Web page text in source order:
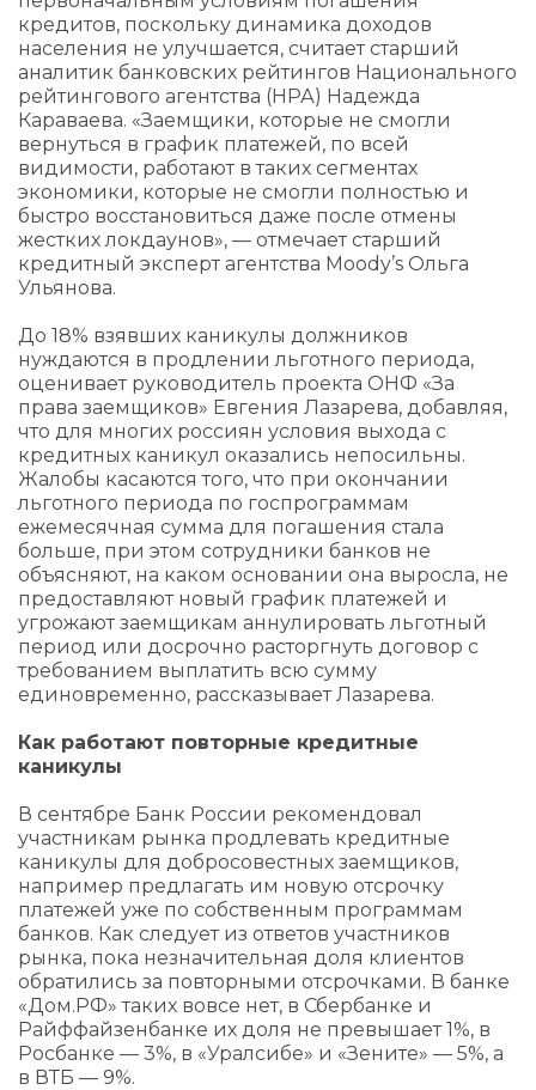
кредитов, поскольку динамика доходов
населения не улучшается, считает старший
аналитик банковских рейтингов Национального
рейтингового агентства (НРА) Надежда
Караваева. «Заемщики, которые не смогли
вернуться в график платежей, по всей
видимости, работают в таких сегментах
экономики, которые не смогли полностью и
быстро восстановиться даже после отмены
жестких локдаунов», — отмечает старший
кредитный эксперт агентства Moody’s Ольга
Ульянова.
До 18% взявших каникулы должников
нуждаются в продлении льготного периода,
оценивает руководитель проекта ОНФ «За
права заемщиков» Евгения Лазарева, добавляя,
что для многих россиян условия выхода с
кредитных каникул оказались непосильны.
Жалобы касаются того, что при окончании
льготного периода по госпрограммам
ежемесячная сумма для погашения стала
больше, при этом сотрудники банков не
объясняют, на каком основании она выросла, не
предоставляют новый график платежей и
угрожают заемщикам аннулировать льготный
период или досрочно расторгнуть договор с
требованием выплатить всю сумму
единовременно, рассказывает Лазарева.
Как работают повторные кредитные
каникулы
В сентябре Банк России рекомендовал
участникам рынка продлевать кредитные
каникулы для добросовестных заемщиков,
например предлагать им новую отсрочку
платежей уже по собственным программам
банков. Как следует из ответов участников
рынка, пока незначительная доля клиентов
обратились за повторными отсрочками. В банке
«Дом.РФ» таких вовсе нет, в Сбербанке и
Райффайзенбанке их доля не превышает 1%, в
Росбанке — 3%, в «Уралсибе» и «Зените» — 5%, а
в ВТБ — 9%.